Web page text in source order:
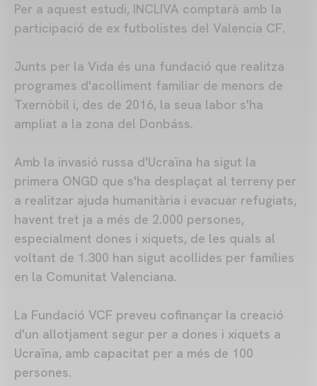
Per a aquest estudi, INCLIVA comptarà amb la
participació de ex futbolistes del Valencia CF.
Junts per la Vida és una fundació que realitza
programes d'acolliment familiar de menors de
Txernòbil i, des de 2016, la seua labor s'ha
ampliat a la zona del Donbáss.
Amb la invasió russa d'Ucraïna ha sigut la
primera ONGD que s'ha desplaçat al terreny per
a realitzar ajuda humanitària i evacuar refugiats,
havent tret ja a més de 2.000 persones,
especialment dones i xiquets, de les quals al
voltant de 1.300 han sigut acollides per famílies
en la Comunitat Valenciana.
La Fundació VCF preveu cofinançar la creació
d'un allotjament segur per a dones i xiquets a
Ucraïna, amb capacitat per a més de 100
persones.